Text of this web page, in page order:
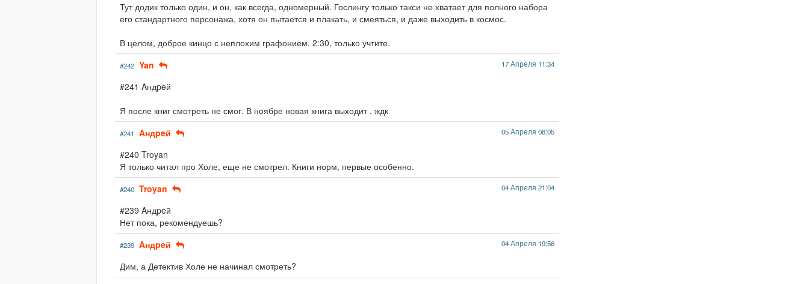
Тут додик только один, и он, как всегда, одномерный. Гослингу только такси не хватает для полного набора
его стандартного персонажа, хотя он пытается и плакать, и смеяться, и даже выходить в космос.
В целом, доброе кинцо с неплохим графонием. 2:30, только учтите.
#242 Yan 17 Апреля 11:34
#241 Aндpeй
Я после книг смотреть не смог. В ноябре новая книга выходит , ждк
#241 Aндpeй 05 Апреля 08:05
#240 Troyan
Я только читал про Холе, еще не смотрел. Книги норм, первые особенно.
#240 Troyan 04 Апреля 21:04
#239 Aндpeй
Нет пока, рекомендуешь?
#239 Aндpeй 04 Апреля 19:56
Дим, а Детектив Холе не начинал смотреть?